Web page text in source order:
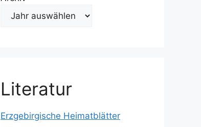
Literatur
Erzgebirgische Heimatblätter